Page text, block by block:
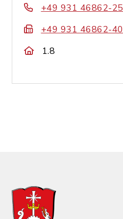
+49 931 46862-25
+49 931 46862-40
1.8